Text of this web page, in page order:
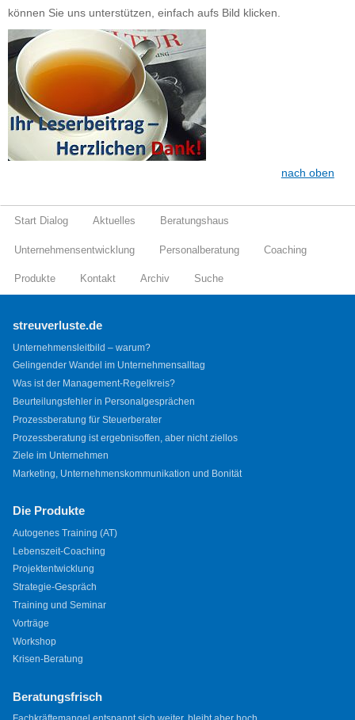
können Sie uns unterstützen, einfach aufs Bild klicken.
nach oben
Start Dialog Aktuelles Beratungshaus
Unternehmensentwicklung Personalberatung Coaching
Produkte Kontakt Archiv Suche
streuverluste.de
Unternehmensleitbild – warum?
Gelingender Wandel im Unternehmensalltag
Was ist der Management-Regelkreis?
Beurteilungsfehler in Personalgesprächen
Prozessberatung für Steuerberater
Prozessberatung ist ergebnisoffen, aber nicht ziellos
Ziele im Unternehmen
Marketing, Unternehmenskommunikation und Bonität
Die Produkte
Autogenes Training (AT)
Lebenszeit-Coaching
Projektentwicklung
Strategie-Gespräch
Training und Seminar
Vorträge
Workshop
Krisen-Beratung
Beratungsfrisch